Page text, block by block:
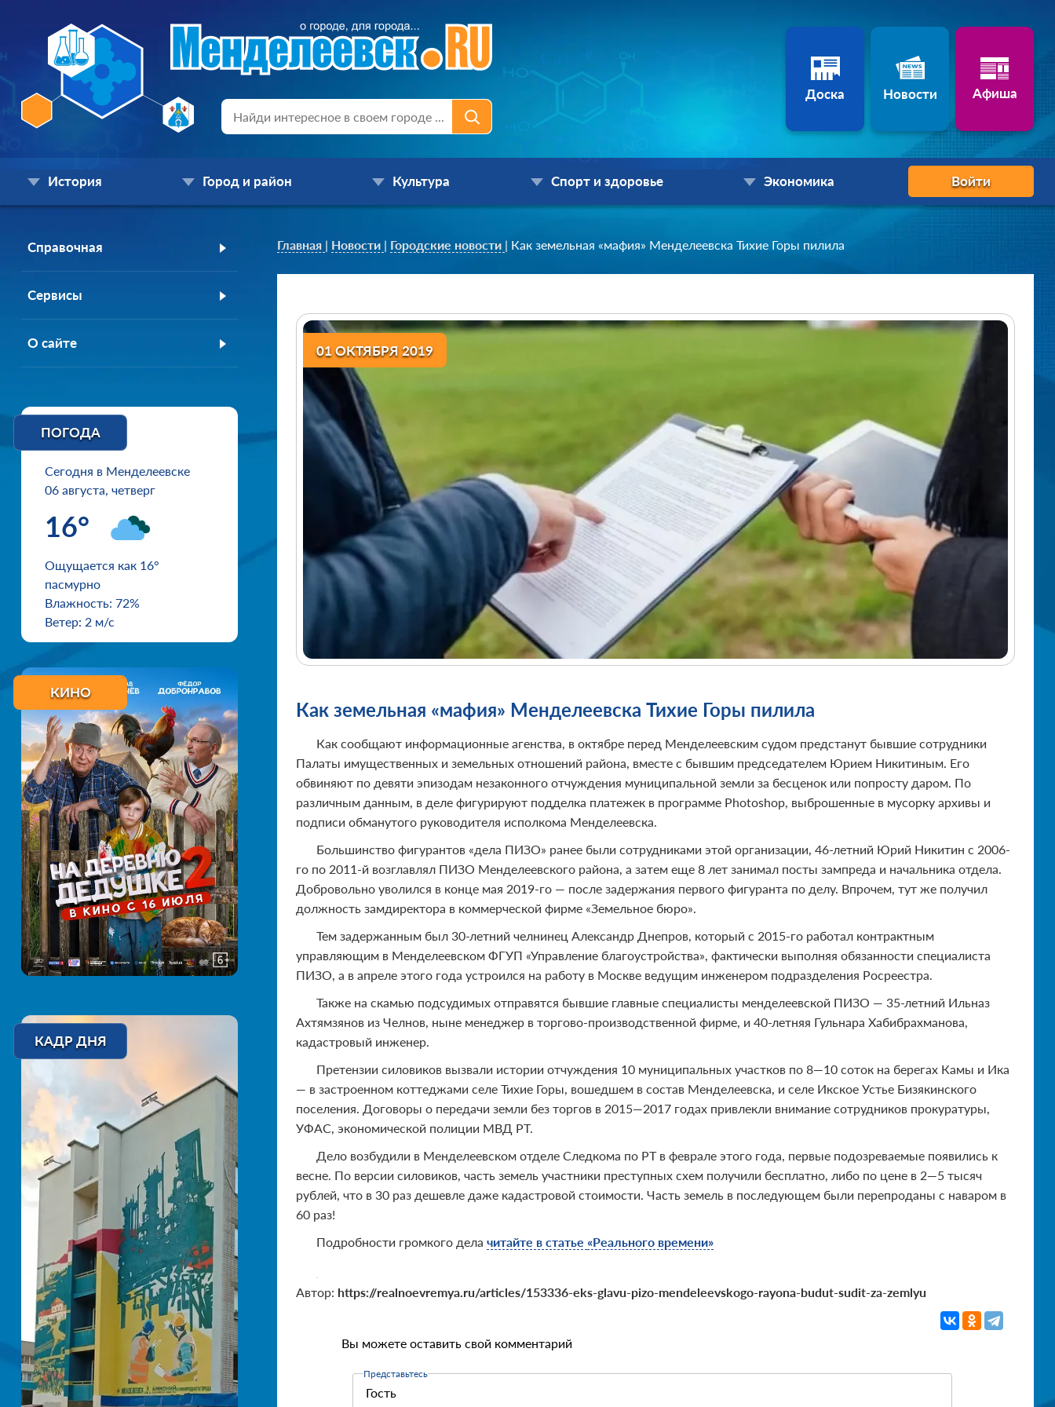
Доска Новости Афиша
История Город и район Культура Спорт и здоровье Экономика Войти
Справочная
Сервисы
О сайте
ПОГОДА
Сегодня в Менделеевске
06 августа, четверг
16°
Ощущается как 16°
пасмурно
Влажность: 72%
Ветер: 2 м/с
КИНО
КАДР ДНЯ
Главная | Новости | Городские новости | Как земельная «мафия» Менделеевска Тихие Горы пилила
01 ОКТЯБРЯ 2019
Как земельная «мафия» Менделеевска Тихие Горы пилила
Как сообщают информационные агенства, в октябре перед Менделеевским судом предстанут бывшие сотрудники
Палаты имущественных и земельных отношений района, вместе с бывшим председателем Юрием Никитиным. Его
обвиняют по девяти эпизодам незаконного отчуждения муниципальной земли за бесценок или попросту даром. По
различным данным, в деле фигурируют подделка платежек в программе Photoshop, выброшенные в мусорку архивы и
подписи обманутого руководителя исполкома Менделеевска.
Большинство фигурантов «дела ПИЗО» ранее были сотрудниками этой организации, 46-летний Юрий Никитин с 2006-
го по 2011-й возглавлял ПИЗО Менделеевского района, а затем еще 8 лет занимал посты зампреда и начальника отдела.
Добровольно уволился в конце мая 2019-го — после задержания первого фигуранта по делу. Впрочем, тут же получил
должность замдиректора в коммерческой фирме «Земельное бюро».
Тем задержанным был 30-летний челнинец Александр Днепров, который с 2015-го работал контрактным
управляющим в Менделеевском ФГУП «Управление благоустройства», фактически выполняя обязанности специалиста
ПИЗО, а в апреле этого года устроился на работу в Москве ведущим инженером подразделения Росреестра.
Также на скамью подсудимых отправятся бывшие главные специалисты менделеевской ПИЗО — 35-летний Ильназ
Ахтямзянов из Челнов, ныне менеджер в торгово-производственной фирме, и 40-летняя Гульнара Хабибрахманова,
кадастровый инженер.
Претензии силовиков вызвали истории отчуждения 10 муниципальных участков по 8—10 соток на берегах Камы и Ика
— в застроенном коттеджами селе Тихие Горы, вошедшем в состав Менделеевска, и селе Икское Устье Бизякинского
поселения. Договоры о передачи земли без торгов в 2015—2017 годах привлекли внимание сотрудников прокуратуры,
УФАС, экономической полиции МВД РТ.
Дело возбудили в Менделеевском отделе Следкома по РТ в феврале этого года, первые подозреваемые появились к
весне. По версии силовиков, часть земель участники преступных схем получили бесплатно, либо по цене в 2—5 тысяч
рублей, что в 30 раз дешевле даже кадастровой стоимости. Часть земель в последующем были перепроданы с наваром в
60 раз!
Подробности громкого дела читайте в статье «Реального времени»
Автор: https://realnoevremya.ru/articles/153336-eks-glavu-pizo-mendeleevskogo-rayona-budut-sudit-za-zemlyu
Вы можете оставить свой комментарий
Представьтесь